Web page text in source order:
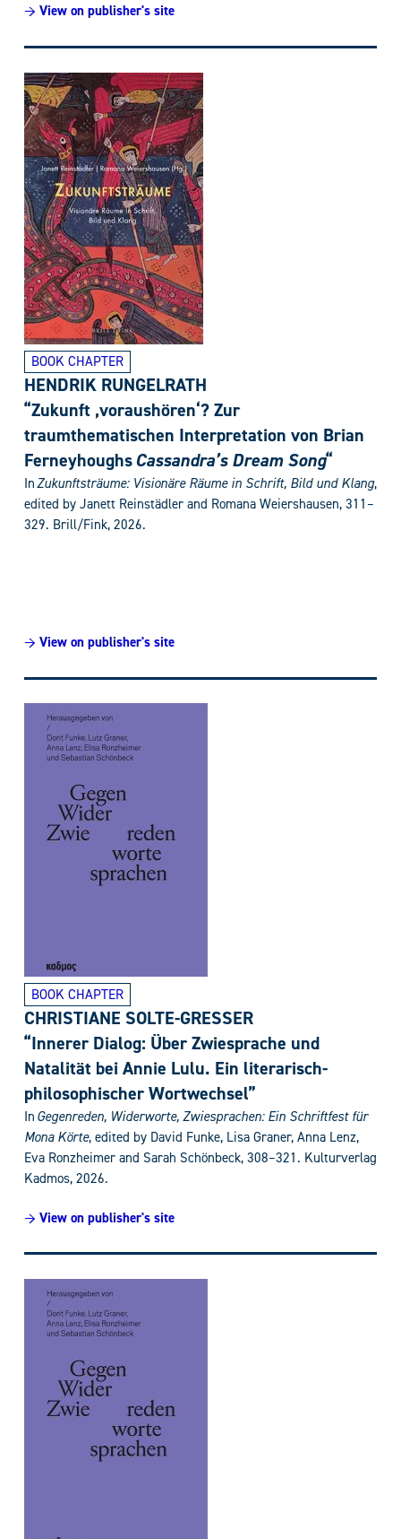
→ View on publisher's site
BOOK CHAPTER
HENDRIK RUNGELRATH
“Zukunft ‚voraushören‘? Zur
traumthematischen Interpretation von Brian
Ferneyhoughs Cassandra’s Dream Song“
InZukunftsträume: Visionäre Räume in Schrift, Bild und Klang,
edited by Janett Reinstädler and Romana Weiershausen, 311–
329. Brill/Fink, 2026.
→ View on publisher's site
BOOK CHAPTER
CHRISTIANE SOLTE-GRESSER
“Innerer Dialog: Über Zwiesprache und
Natalität bei Annie Lulu. Ein literarisch-
philosophischer Wortwechsel”
In Gegenreden, Widerworte, Zwiesprachen:Ein Schriftfest für
Mona Körte, edited byDavid Funke, Lisa Graner, Anna Lenz,
Eva Ronzheimer and Sarah Schönbeck, 308–321. Kulturverlag
Kadmos, 2026.
→ View on publisher's site